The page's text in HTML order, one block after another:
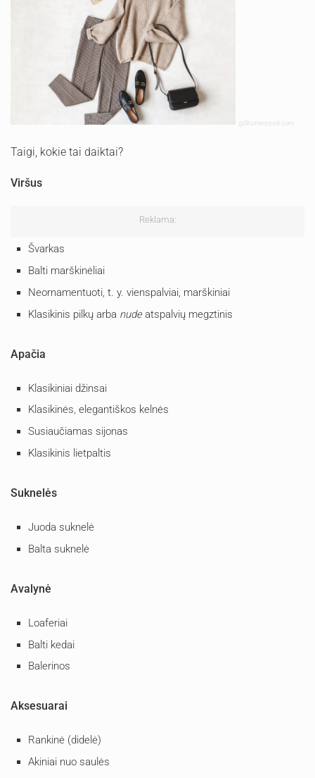
@Shutterstock.com
Taigi, kokie tai daiktai?
Viršus
Reklama:
Švarkas
Balti marškinėliai
Neornamentuoti, t. y. vienspalviai, marškiniai
Klasikinis pilkų arba nudeatspalvių megztinis
Apačia
Klasikiniai džinsai
Klasikinės, elegantiškos kelnės
Susiaučiamas sijonas
Klasikinis lietpaltis
Suknelės
Juoda suknelė
Balta suknelė
Avalynė
Loaferiai
Balti kedai
Balerinos
Aksesuarai
Rankinė (didelė)
Akiniai nuo saulės